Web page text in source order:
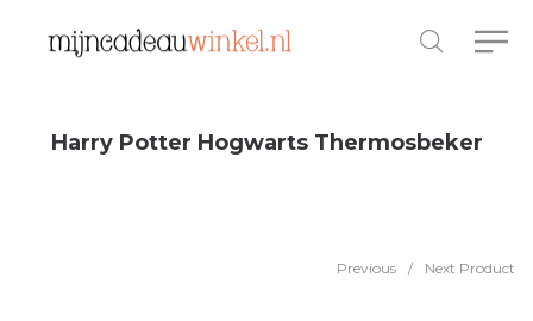
Harry Potter Hogwarts Thermosbeker
Previous / Next Product